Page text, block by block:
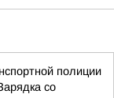
полиции
со